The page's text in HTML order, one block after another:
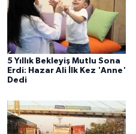
5 Yıllık Bekleyiş Mutlu Sona
Erdi: Hazar Ali İlk Kez 'Anne'
Dedi